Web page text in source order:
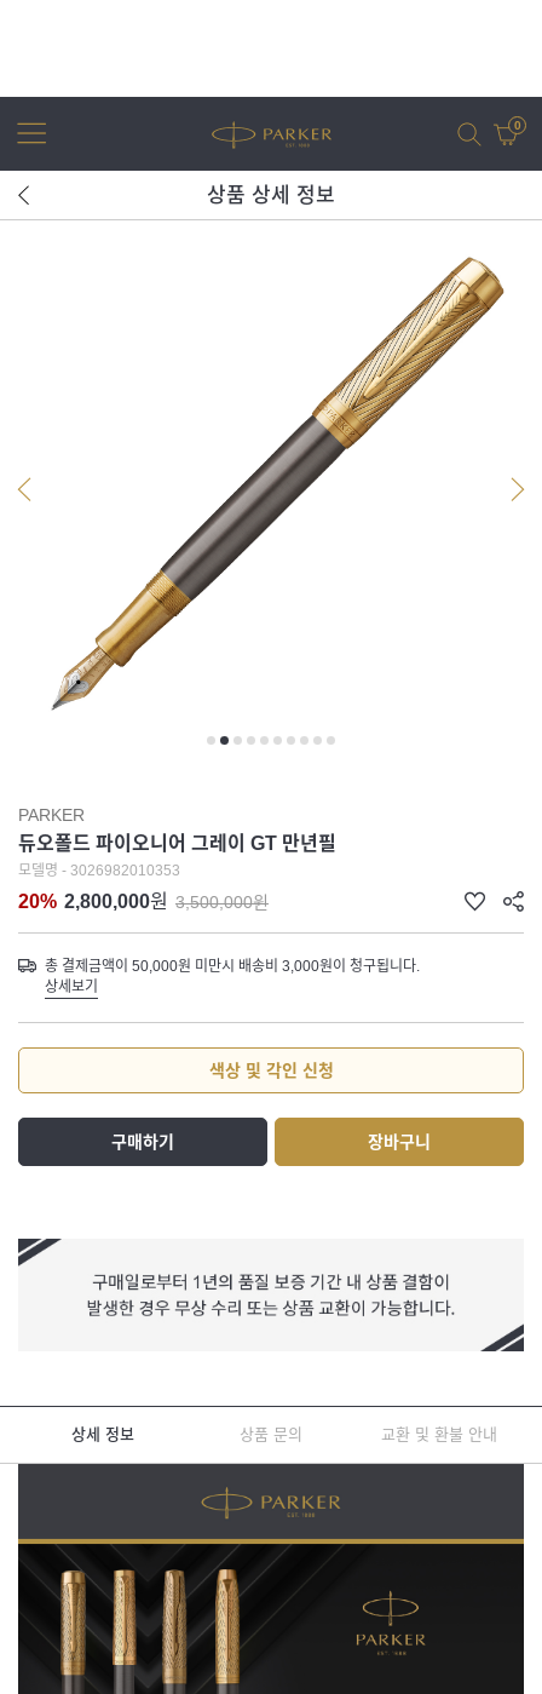
0
상품 상세 정보
PARKER
듀오폴드 파이오니어 그레이 GT 만년필
모델명 - 3026982010353
20% 2,800,000원 3,500,000원
총 결제금액이 50,000원 미만시 배송비 3,000원이 청구됩니다.
상세보기
색상 및 각인 신청
구매하기 장바구니
상세 정보 상품 문의 교환 및 환불 안내